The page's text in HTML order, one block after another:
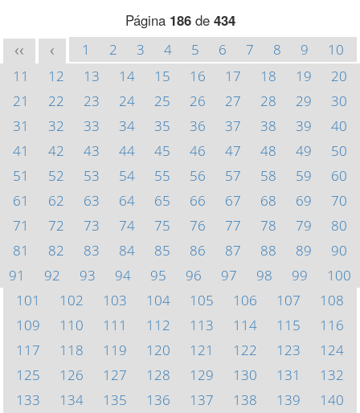
Página 186de 434
<< < 1 2 3 4 5 6 7 8 9
10
11
12 13 14 15 16 17 18 19
20
21
22 23 24 25 26 27 28 29
30
31
32 33 34 35 36 37 38 39
40
41
42 43 44 45 46 47 48 49
50
51
52 53 54 55 56 57 58 59
60
61
62 63 64 65 66 67 68 69
70
71
72 73 74 75 76 77 78 79
80
81
82 83 84 85 86 87 88 89
90
91
92 93 94 95 96 97 98 99
100
101
102 103 104 105 106 107
108
109
110 111 112 113 114 115
116
117
118 119 120 121 122 123
124
125
126 127 128 129 130 131
132
133
134 135 136 137 138 139
140